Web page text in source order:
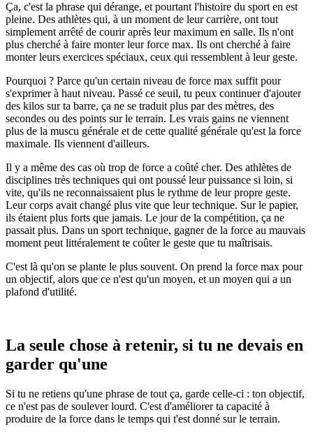
Ça, c'est la phrase qui dérange, et pourtant l'histoire du sport en est
pleine. Des athlètes qui, à un moment de leur carrière, ont tout
simplement arrêté de courir après leur maximum en salle. Ils n'ont
plus cherché à faire monter leur force max. Ils ont cherché à faire
monter leurs exercices spéciaux, ceux qui ressemblent à leur geste.
Pourquoi ? Parce qu'un certain niveau de force max suffit pour
s'exprimer à haut niveau. Passé ce seuil, tu peux continuer d'ajouter
des kilos sur ta barre, ça ne se traduit plus par des mètres, des
secondes ou des points sur le terrain. Les vrais gains ne viennent
plus de la muscu générale et de cette qualité générale qu'est la force
maximale. Ils viennent d'ailleurs.
Il y a même des cas où trop de force a coûté cher. Des athlètes de
disciplines très techniques qui ont poussé leur puissance si loin, si
vite, qu'ils ne reconnaissaient plus le rythme de leur propre geste.
Leur corps avait changé plus vite que leur technique. Sur le papier,
ils étaient plus forts que jamais. Le jour de la compétition, ça ne
passait plus. Dans un sport technique, gagner de la force au mauvais
moment peut littéralement te coûter le geste que tu maîtrisais.
C'est là qu'on se plante le plus souvent. On prend la force max pour
un objectif, alors que ce n'est qu'un moyen, et un moyen qui a un
plafond d'utilité.
La seule chose à retenir, si tu ne devais en
garder qu'une
Si tu ne retiens qu'une phrase de tout ça, garde celle-ci : ton objectif,
ce n'est pas de soulever lourd. C'est d'améliorer ta capacité à
produire de la force dans le temps qui t'est donné sur le terrain.